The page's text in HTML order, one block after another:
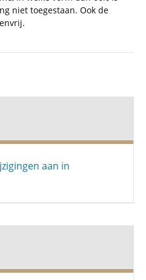
niet toegestaan. Ook de
aan in